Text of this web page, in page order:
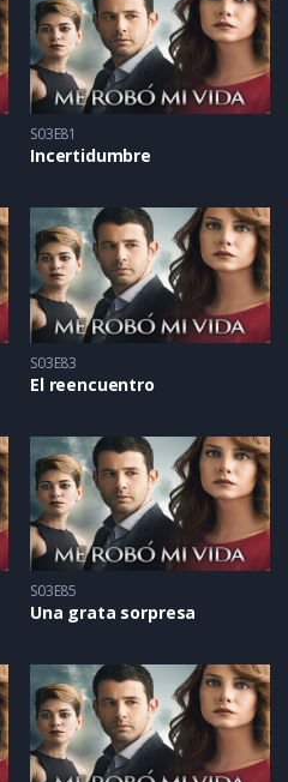
S03E81
Incertidumbre
S03E83
El reencuentro
S03E85
Una grata sorpresa